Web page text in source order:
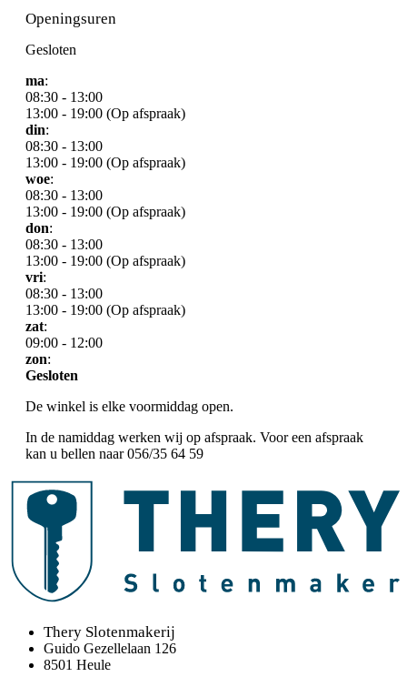
Openingsuren
Gesloten
ma:
08:30 - 13:00
13:00 - 19:00 (Op afspraak)
din:
08:30 - 13:00
13:00 - 19:00 (Op afspraak)
woe:
08:30 - 13:00
13:00 - 19:00 (Op afspraak)
don:
08:30 - 13:00
13:00 - 19:00 (Op afspraak)
vri:
08:30 - 13:00
13:00 - 19:00 (Op afspraak)
zat:
09:00 - 12:00
zon:
Gesloten
De winkel is elke voormiddag open.
In de namiddag werken wij op afspraak. Voor een afspraak
kan u bellen naar 056/35 64 59
Thery Slotenmakerij
Guido Gezellelaan 126
8501 Heule